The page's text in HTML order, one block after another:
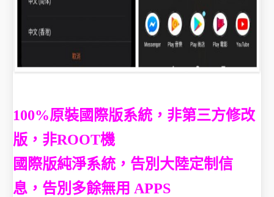
100%原裝國際版系統，非第三方修改
版，非ROOT機
國際版純淨系統，告別大陸定制信
息，告別多餘無用 APPS